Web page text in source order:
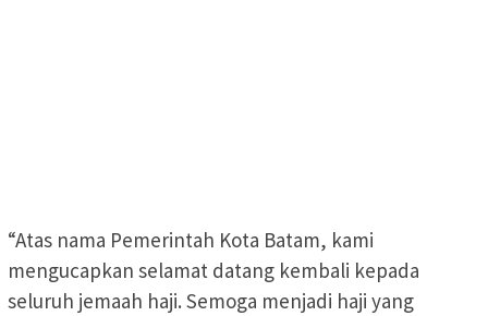
“Atas nama Pemerintah Kota Batam, kami
mengucapkan selamat datang kembali kepada
seluruh jemaah haji. Semoga menjadi haji yang